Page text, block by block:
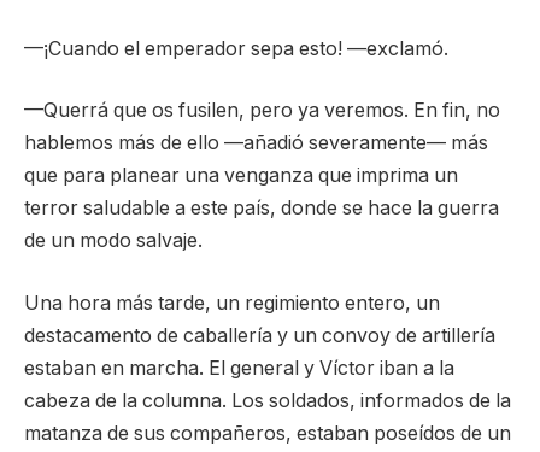
—¡Cuando el emperador sepa esto! —exclamó.
—Querrá que os fusilen, pero ya veremos. En fin, no
hablemos más de ello —añadió severamente— más
que para planear una venganza que imprima un
terror saludable a este país, donde se hace la guerra
de un modo salvaje.
Una hora más tarde, un regimiento entero, un
destacamento de caballería y un convoy de artillería
estaban en marcha. El general y Víctor iban a la
cabeza de la columna. Los soldados, informados de la
matanza de sus compañeros, estaban poseídos de un